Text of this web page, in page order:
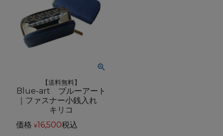
【送料無料】
Blue-art ブルーアート
｜ファスナー小銭入れ
キリコ
価格 ¥16,500税込